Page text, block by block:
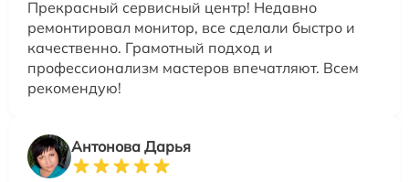
Прекрасный сервисный центр! Недавно
ремонтировал монитор, все сделали быстро и
качественно. Грамотный подход и
профессионализм мастеров впечатляют. Всем
рекомендую!
Антонова Дарья